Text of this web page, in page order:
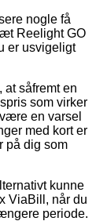
nogle få
Reelight GO
er usvigeligt
såfremt en
som virker
en varsel
med kort er
på dig som
kunne
ViaBill, når du
periode.